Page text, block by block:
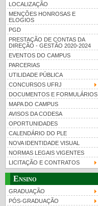
LOCALIZAÇÃO
MENÇÕES HONROSAS E
ELOGIOS
PGD
PRESTAÇÃO DE CONTAS DA
DIREÇÃO - GESTÃO 2020-2024
EVENTOS DO CAMPUS
PARCERIAS
UTILIDADE PÚBLICA
CONCURSOS UFRJ
DOCUMENTOS E FORMULÁRIOS
MAPA DO CAMPUS
AVISOS DA CODESA
OPORTUNIDADES
CALENDÁRIO DO PLE
NOVA IDENTIDADE VISUAL
NORMAS LEGAIS VIGENTES
LICITAÇÃO E CONTRATOS
Ensino
GRADUAÇÃO
PÓS-GRADUAÇÃO
UFRJ 100 anos